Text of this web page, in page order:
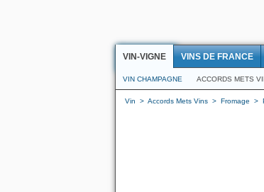
VIN-VIGNE VINS DE FRANCE
VIN CHAMPAGNE ACCORDS METS
Vin > Accords Mets Vins > Fromage >